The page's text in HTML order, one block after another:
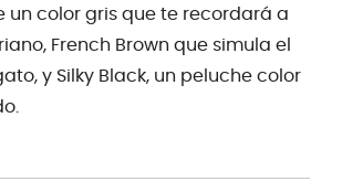
un color gris que te recordará a
French Brown que simula el
y Silky Black, un peluche color